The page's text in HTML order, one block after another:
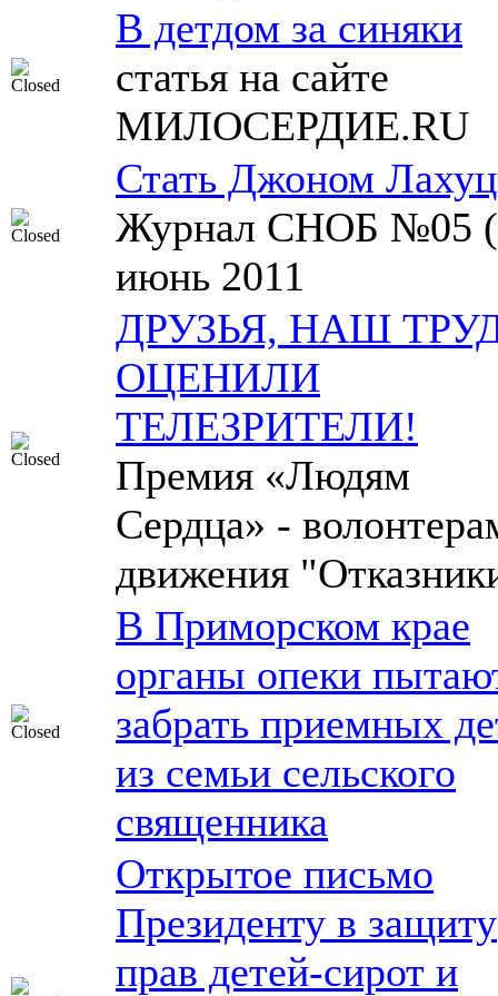
В детдом за синяки
статья на сайте
МИЛОСЕРДИЕ.RU
Стать Джоном
Журнал СНОБ №05
июнь 2011
ДРУЗЬЯ, НАШ
ОЦЕНИЛИ
ТЕЛЕЗРИТЕЛИ!
Премия «Людям
Сердца» -
движения
В Приморском крае
органы опеки
забрать приемных
из семьи сельского
священника
Открытое письмо
Президенту в защиту
прав детей-сирот и